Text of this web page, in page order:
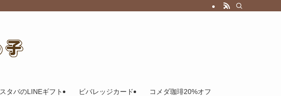
スタバのLINEギフト ビバレッジカード コメダ珈琲20%オフ